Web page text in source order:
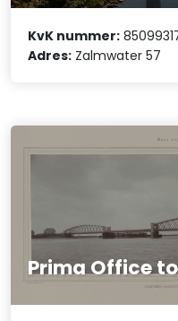
KvK nummer:
Adres: Zalmwater 57
Prima Office